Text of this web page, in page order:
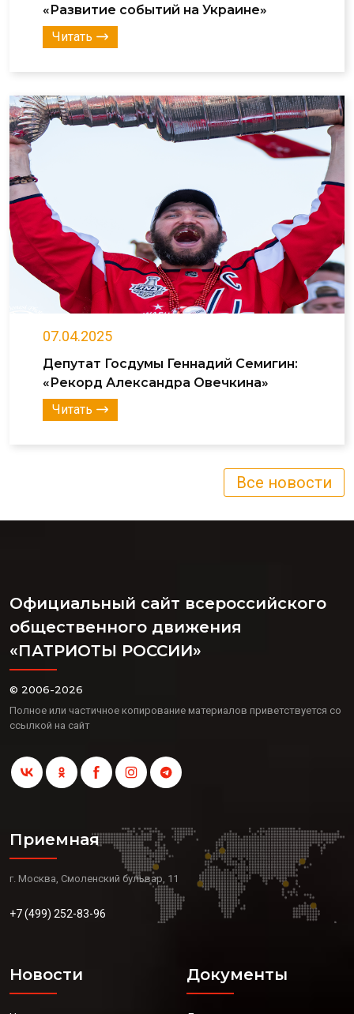
«Развитие событий на Украине»
Читать
07.04.2025
Депутат Госдумы Геннадий Семигин:
«Рекорд Александра Овечкина»
Читать
Все новости
Официальный сайт всероссийского
общественного движения
«ПАТРИОТЫ РОССИИ»
© 2006-2026
Полное или частичное копирование материалов приветствуется со
ссылкой на сайт
Приемная
г. Москва, Смоленский бульвар, 11
+7 (499) 252-83-96
Новости Документы